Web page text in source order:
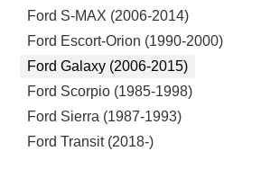
Ford S-MAX (2006-2014)
Ford Escort-Orion (1990-2000)
Ford Galaxy (2006-2015)
Ford Scorpio (1985-1998)
Ford Sierra (1987-1993)
Ford Transit (2018-)